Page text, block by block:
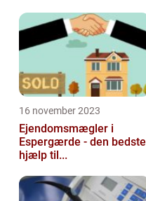
16 november 2023
Ejendomsmægler i
Espergærde - den bedste
hjælp til...